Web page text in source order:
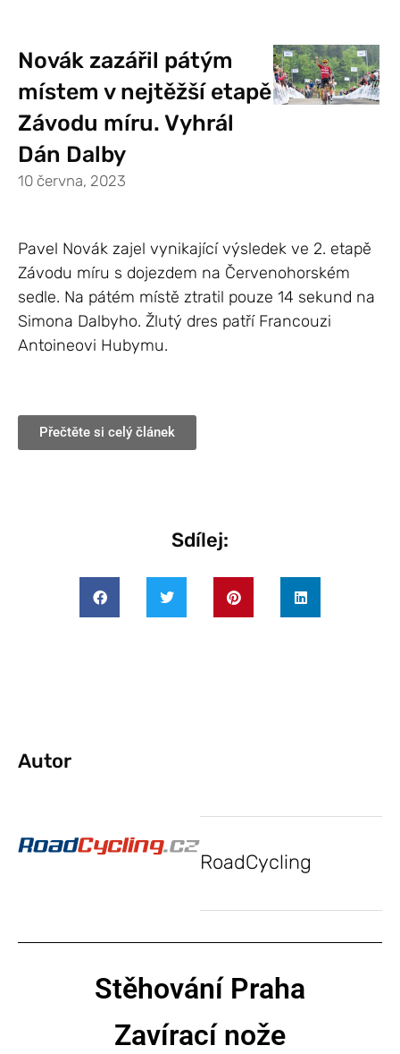
Novák zazářil pátým
místem v nejtěžší etapě
Závodu míru. Vyhrál
Dán Dalby
10 června, 2023
Pavel Novák zajel vynikající výsledek ve 2. etapě
Závodu míru s dojezdem na Červenohorském
sedle. Na pátém místě ztratil pouze 14 sekund na
Simona Dalbyho. Žlutý dres patří Francouzi
Antoineovi Hubymu.
Přečtěte si celý článek
Sdílej:
Autor
RoadCycling
Stěhování Praha
Zavírací nože